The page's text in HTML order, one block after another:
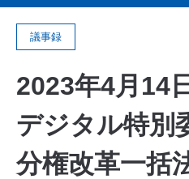
議事録
2023年4月14
デジタル特別
分権改革一括